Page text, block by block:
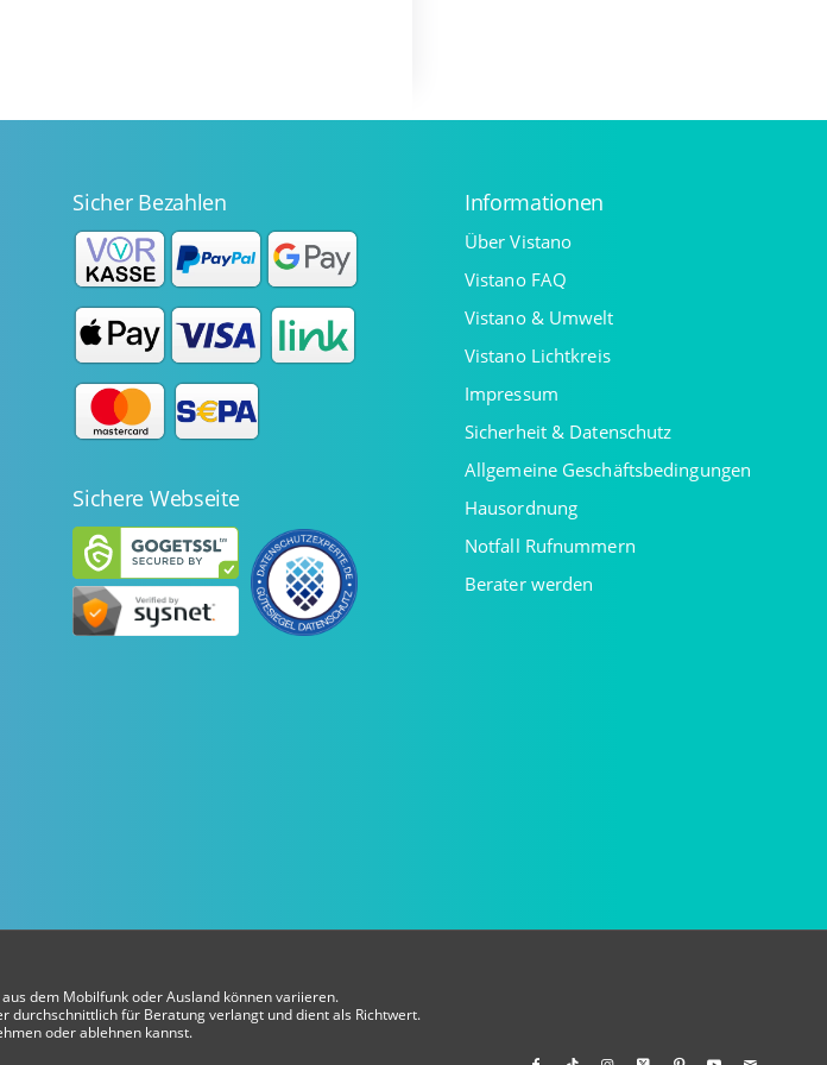
Sicher Bezahlen
Sichere Webseite
Informationen
Über Vistano
Vistano FAQ
Vistano & Umwelt
Vistano Lichtkreis
Impressum
Sicherheit & Datenschutz
Allgemeine Geschäftsbedingungen
Hausordnung
Notfall Rufnummern
Berater werden
dem Mobilfunk oder Ausland können variieren.
für Beratung verlangt und dient als Richtwert.
oder ablehnen kannst.